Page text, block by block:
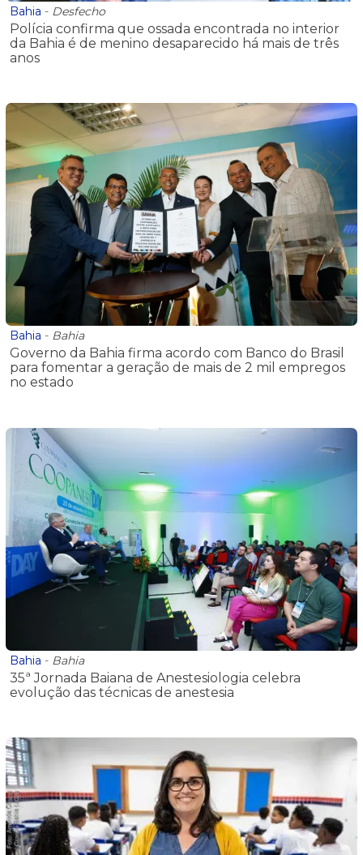
Bahia - Desfecho
Polícia confirma que ossada encontrada no interior
da Bahia é de menino desaparecido há mais de três
anos
Bahia - Bahia
Governo da Bahia firma acordo com Banco do Brasil
para fomentar a geração de mais de 2 mil empregos
no estado
Bahia - Bahia
35ª Jornada Baiana de Anestesiologia celebra
evolução das técnicas de anestesia